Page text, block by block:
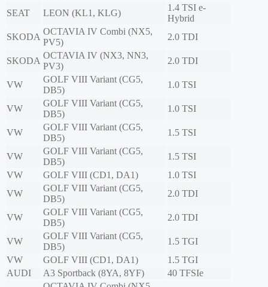
SEAT
LEON (KL1, KLG)
1.4 TSI e-
Hybrid
SKODA
OCTAVIA IV Combi (NX5,
PV5)
2.0 TDI
SKODA
OCTAVIA IV (NX3, NN3,
PV3)
2.0 TDI
VW
GOLF VIII Variant (CG5,
DB5)
1.0 TSI
VW
GOLF VIII Variant (CG5,
DB5)
1.0 TSI
VW
GOLF VIII Variant (CG5,
DB5)
1.5 TSI
VW
GOLF VIII Variant (CG5,
DB5)
1.5 TSI
VW
GOLF VIII (CD1, DA1)
1.0 TSI
VW
GOLF VIII Variant (CG5,
DB5)
2.0 TDI
VW
GOLF VIII Variant (CG5,
DB5)
2.0 TDI
VW
GOLF VIII Variant (CG5,
DB5)
1.5 TGI
VW
GOLF VIII (CD1, DA1)
1.5 TGI
AUDI
A3 Sportback (8YA, 8YF)
40 TFSIe